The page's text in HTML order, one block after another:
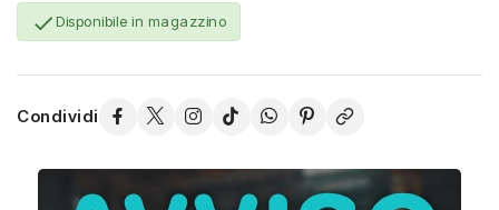
Disponibile in magazzino
Condividi